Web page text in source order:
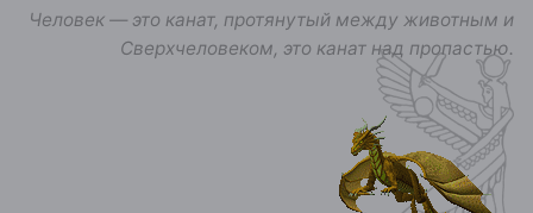
Человек — это канат, протянутый между животным и
Сверхчеловеком, это канат над пропастью.